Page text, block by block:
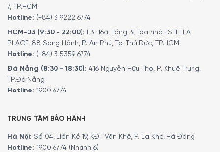
7, TP.HCM
Hotline: (+84) 3 9222 6774
HCM-03 (9:30 - 22:00): L3-16a, Tầng 3, Tòa nhà ESTELLA
PLACE, 88 Song Hành, P. An Phú, Tp. Thủ Đức, TP.HCM
Hotline: (+84) 3 5359 6774
Đà Nẵng (8:30 - 18:30): 416 Nguyễn Hữu Thọ, P. Khuê Trung,
TP.Đà Nẵng
Hotline: 1900 6774
TRUNG TÂM BẢO HÀNH
Hà Nội: Số 04, Liền Kề 19, KĐT Văn Khê, P. La Khê, Hà Đông
Hotline: 1900 6774 (Nhánh 6)